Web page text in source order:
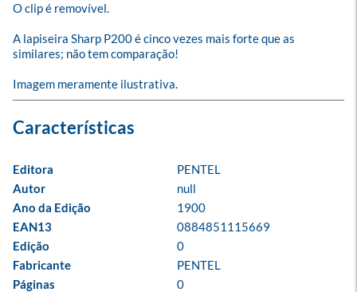
O clip é removível.
A lapiseira Sharp P200 é cinco vezes mais forte que as
similares; não tem comparação!
Imagem meramente ilustrativa.
Editora
PENTEL
Autor
null
Ano da Edição
1900
EAN13
0884851115669
Edição
0
Fabricante
PENTEL
Páginas
0